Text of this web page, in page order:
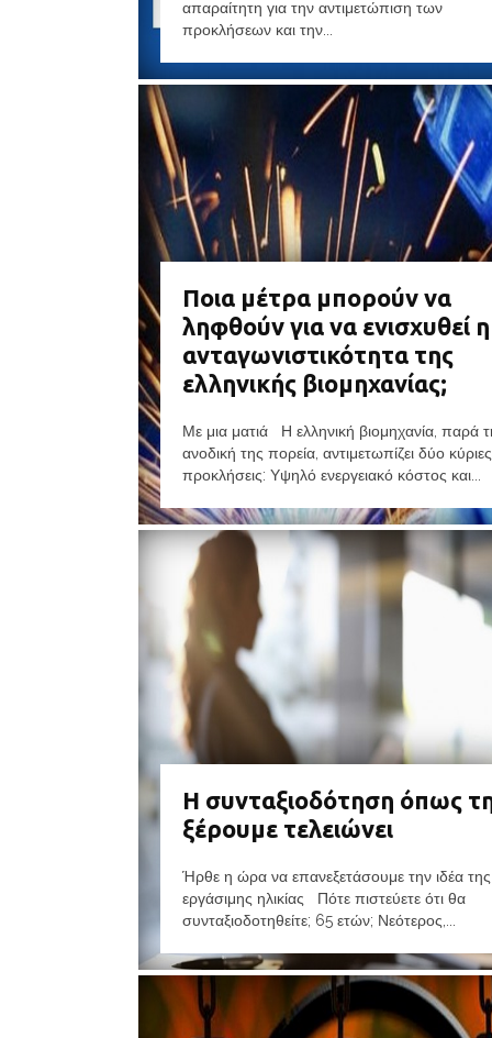
απαραίτητη για την αντιμετώπιση των
προκλήσεων και την...
Ποια μέτρα μπορούν να
ληφθούν για να ενισχυθεί η
ανταγωνιστικότητα της
ελληνικής βιομηχανίας;
Με μια ματιά Η ελληνική βιομηχανία, παρά
ανοδική της πορεία, αντιμετωπίζει δύο κύριες
προκλήσεις: Υψηλό ενεργειακό κόστος και...
Η συνταξιοδότηση όπως
ξέρουμε τελειώνει
Ήρθε η ώρα να επανεξετάσουμε την ιδέα της
εργάσιμης ηλικίας Πότε πιστεύετε ότι θα
συνταξιοδοτηθείτε; 65 ετών; Νεότερος,...